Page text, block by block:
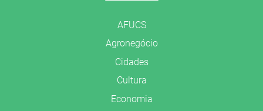
AFUCS
Agronegócio
Cidades
Cultura
Economia